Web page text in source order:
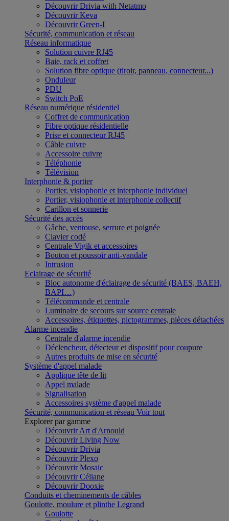
Découvrir Drivia with Netatmo
Découvrir Keva
Découvrir Green-I
Sécurité, communication et réseau
Réseau informatique
Solution cuivre RJ45
Baie, rack et coffret
Solution fibre optique (tiroir, panneau, connecteur...)
Onduleur
PDU
Switch PoE
Réseau numérique résidentiel
Coffret de communication
Fibre optique résidentielle
Prise et connecteur RJ45
Câble cuivre
Accessoire cuivre
Téléphonie
Télévision
Interphonie & portier
Portier, visiophonie et interphonie individuel
Portier, visiophonie et interphonie collectif
Carillon et sonnerie
Sécurité des accès
Gâche, ventouse, serrure et poignée
Clavier codé
Centrale Vigik et accessoires
Bouton et poussoir anti-vandale
Intrusion
Eclairage de sécurité
Bloc autonome d'éclairage de sécurité (BAES, BAEH,
BAPI…)
Télécommande et centrale
Luminaire de secours sur source centrale
Accessoires, étiquettes, pictogrammes, pièces détachées
Alarme incendie
Centrale d'alarme incendie
Déclencheur, détecteur et dispositif pour coupure
Autres produits de mise en sécurité
Système d'appel malade
Applique tête de lit
Appel malade
Signalisation
Accessoires système d'appel malade
Sécurité, communication et réseau Voir tout
Explorer par gamme
Découvrir Art d'Arnould
Découvrir Living Now
Découvrir Drivia
Découvrir Plexo
Découvrir Mosaic
Découvrir Céliane
Découvrir Dooxie
Conduits et cheminements de câbles
Goulotte, moulure et plinthe Legrand
Goulotte